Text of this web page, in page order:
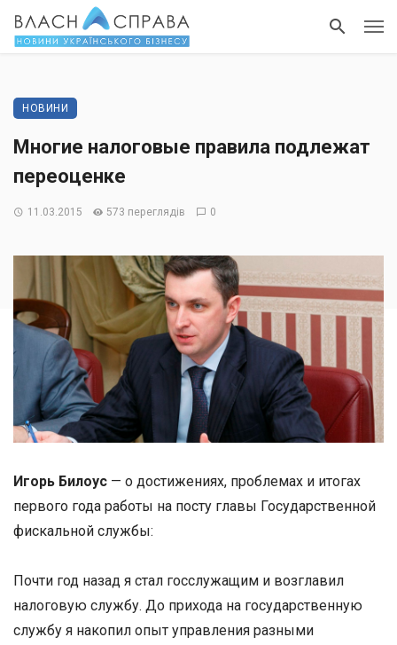
НОВИНИ
Многие налоговые правила подлежат
переоценке
11.03.2015 573 переглядів 0
Игорь Билоус — о достижениях, проблемах и итогах
первого года работы на посту главы Государственной
фискальной службы:
Почти год назад я стал госслужащим и возглавил
налоговую службу. До прихода на государственную
службу я накопил опыт управления разными